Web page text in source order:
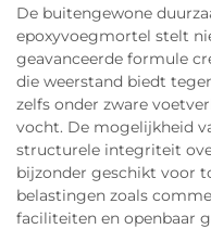
De buitengewone
epoxyvoegmortel stelt
geavanceerde formule
die weerstand biedt
zelfs onder zware
vocht. De mogelijkheid
structurele integriteit
bijzonder geschikt voor
belastingen zoals
faciliteiten en openbaar